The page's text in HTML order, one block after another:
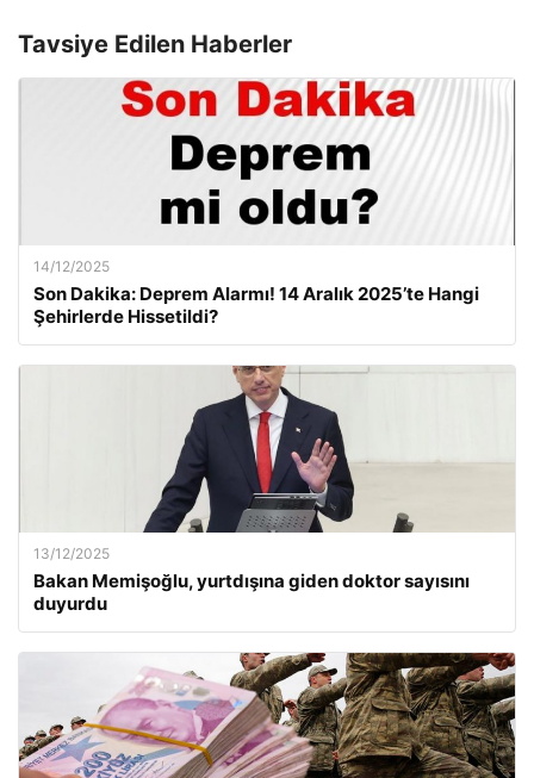
Tavsiye Edilen Haberler
14/12/2025
Son Dakika: Deprem Alarmı! 14 Aralık 2025’te Hangi
Şehirlerde Hissetildi?
13/12/2025
Bakan Memişoğlu, yurtdışına giden doktor sayısını
duyurdu